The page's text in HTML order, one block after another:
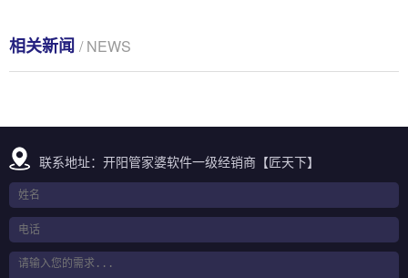
相关新闻 / NEWS
联系地址：开阳管家婆软件一级经销商【匠天下】